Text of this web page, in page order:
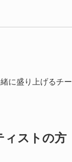
に盛り上げるチー
ィストの方